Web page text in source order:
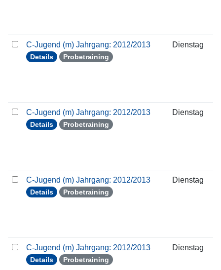
C-Jugend (m) Jahrgang: 2012/2013
Details Probetraining
Dienstag
C-Jugend (m) Jahrgang: 2012/2013
Details Probetraining
Dienstag
C-Jugend (m) Jahrgang: 2012/2013
Details Probetraining
Dienstag
C-Jugend (m) Jahrgang: 2012/2013
Details Probetraining
Dienstag